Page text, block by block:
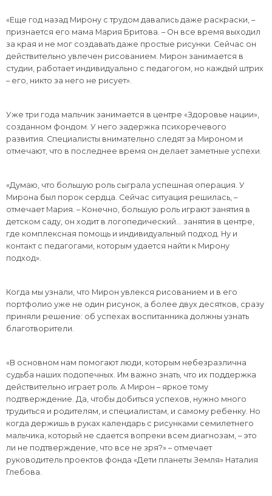
«Еще год назад Мирону с трудом давались даже раскраски, –
признается его мама Мария Бритова. – Он все время выходил
за края и не мог создавать даже простые рисунки. Сейчас он
действительно увлечен рисованием. Мирон занимается в
студии, работает индивидуально с педагогом, но каждый штрих
– его, никто за него не рисует».
Уже три года мальчик занимается в центре «Здоровье нации»,
созданном фондом. У него задержка психоречевого
развития. Специалисты внимательно следят за Мироном и
отмечают, что в последнее время он делает заметные успехи.
«Думаю, что большую роль сыграла успешная операция. У
Мирона был порок сердца. Сейчас ситуация решилась, –
отмечает Мария. – Конечно, большую роль играют занятия в
детском саду, он ходит в логопедический… занятия в центре,
где комплексная помощь и индивидуальный подход. Ну и
контакт с педагогами, которым удается найти к Мирону
подход».
Когда мы узнали, что Мирон увлекся рисованием и в его
портфолио уже не один рисунок, а более двух десятков, сразу
приняли решение: об успехах воспитанника должны узнать
благотворители.
«В основном нам помогают люди, которым небезразлична
судьба наших подопечных. Им важно знать, что их поддержка
действительно играет роль. А Мирон – яркое тому
подтверждение. Да, чтобы добиться успехов, нужно много
трудиться и родителям, и специалистам, и самому ребенку. Но
когда держишь в руках календарь с рисунками семилетнего
мальчика, который не сдается вопреки всем диагнозам, – это
ли не подтверждение, что все не зря?» – отмечает
руководитель проектов фонда «Дети планеты Земля» Наталия
Глебова.